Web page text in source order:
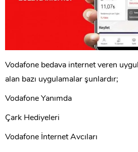
Vodafone bedava internet veren
alan bazı uygulamalar şunlardır;
Vodafone Yanımda
Çark Hediyeleri
Vodafone İnternet Avcıları